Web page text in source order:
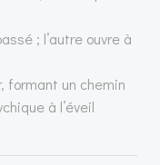
; l’autre ouvre à
formant un chemin
à l’éveil